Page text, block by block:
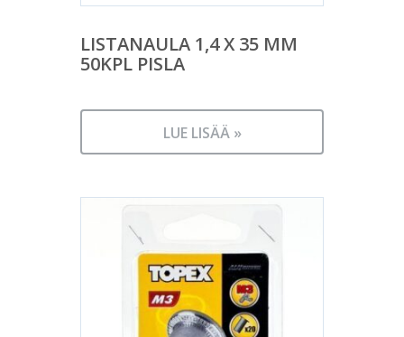
LISTANAULA 1,4 X 35 MM
50KPL PISLA
LUE LISÄÄ »